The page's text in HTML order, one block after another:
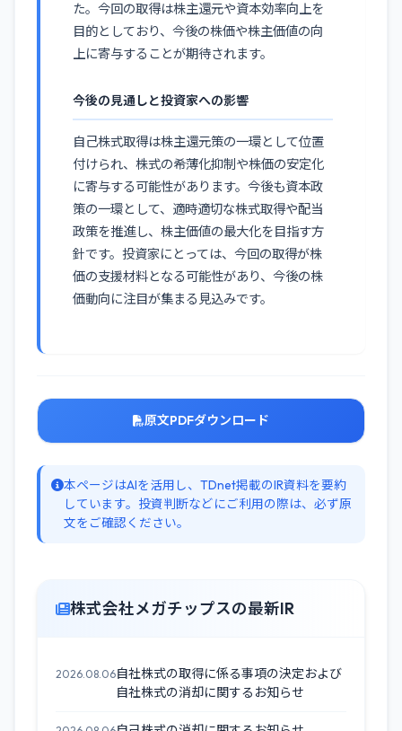
た。今回の取得は株主還元や資本効率向上を
目的としており、今後の株価や株主価値の向
上に寄与することが期待されます。
今後の見通しと投資家への影響
自己株式取得は株主還元策の一環として位置
付けられ、株式の希薄化抑制や株価の安定化
に寄与する可能性があります。今後も資本政
策の一環として、適時適切な株式取得や配当
政策を推進し、株主価値の最大化を目指す方
針です。投資家にとっては、今回の取得が株
価の支援材料となる可能性があり、今後の株
価動向に注目が集まる見込みです。
原文PDFダウンロード
本ページはAIを活用し、TDnet掲載のIR資料を要約
しています。投資判断などにご利用の際は、必ず原
文をご確認ください。
株式会社メガチップスの最新IR
2026.08.06自社株式の取得に係る事項の決定および
自社株式の消却に関するお知らせ